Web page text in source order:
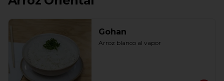
Gohan
Arroz blanco al vapor